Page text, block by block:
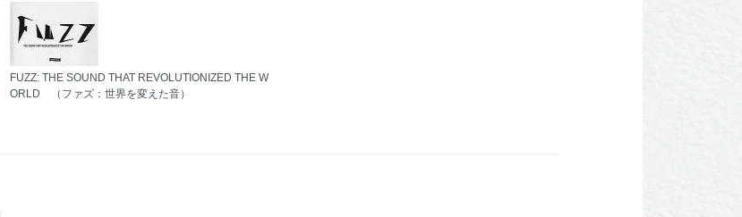
FUZZ: THE SOUND THAT REVOLUTIONIZED THE W
ORLD （ファズ：世界を変えた音）